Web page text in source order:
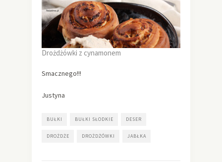
Drożdżówki z cynamonem
Smacznego!!!
Justyna
BUŁKI BUŁKI SŁODKIE DESER
DROŻDŻE DROŻDŻÓWKI JABŁKA